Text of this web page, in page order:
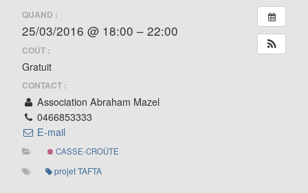
QUAND :
25/03/2016 @ 18:00 – 22:00
COÛT :
Gratuit
CONTACT :
Association Abraham Mazel
0466853333
E-mail
CASSE-CROÛTE
projet TAFTA